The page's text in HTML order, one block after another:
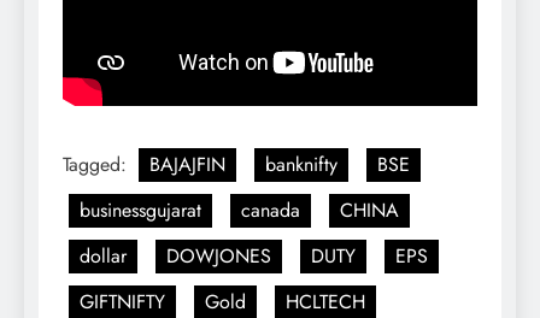
Tagged: BAJAJFIN banknifty
BSE
businessgujarat
canada
CHINA
dollar
DOWJONES DUTY
EPS
GIFTNIFTY
Gold
HCLTECH